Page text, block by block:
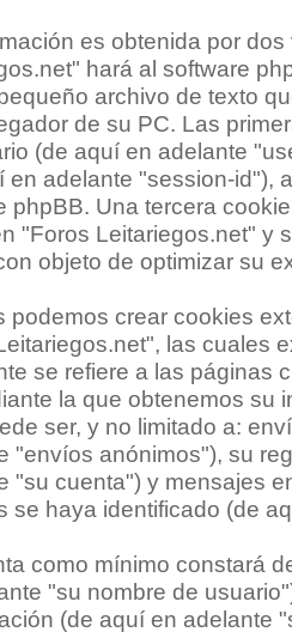
es obtenida por
hará al software
archivo de texto
de su PC. Las
(de aquí en adelante
en adelante "session-id"),
phpBB. Una tercera
"Foros Leitariegos.net" y
objeto de optimizar su
podemos crear cookies
las cuales
se refiere a las páginas
la que obtenemos su
ser, y no limitado a:
"envíos anónimos"), su
"su cuenta") y mensajes
se haya identificado (de
como mínimo constará
"su nombre de
(de aquí en adelante